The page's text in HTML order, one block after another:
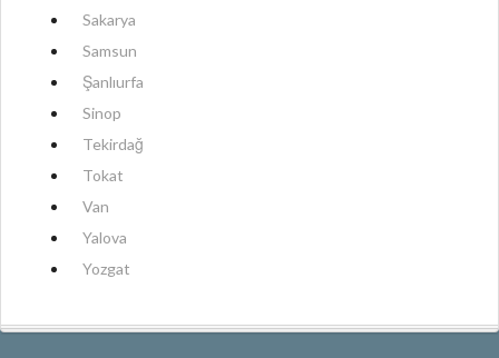
Sakarya
Samsun
Şanlıurfa
Sinop
Tekirdağ
Tokat
Van
Yalova
Yozgat